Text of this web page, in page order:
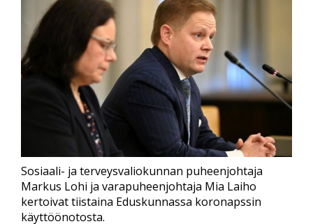
Sosiaali- ja terveysvaliokunnan puheenjohtaja
Markus Lohi ja varapuheenjohtaja Mia Laiho
kertoivat tiistaina Eduskunnassa koronapssin
käyttöönotosta.